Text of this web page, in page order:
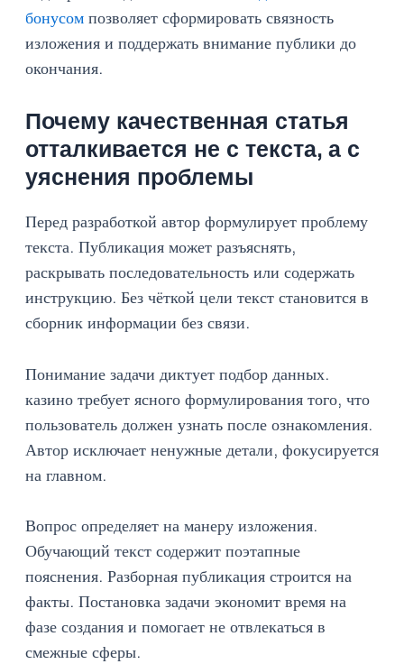
бонусомпозволяет сформировать связность
изложения и поддержать внимание публики до
окончания.
Почему качественная статья
отталкивается не с текста, а с
уяснения проблемы
Перед разработкой автор формулирует проблему
текста. Публикация может разъяснять,
раскрывать последовательность или содержать
инструкцию. Без чёткой цели текст становится в
сборник информации без связи.
Понимание задачи диктует подбор данных.
казино требует ясного формулирования того, что
пользователь должен узнать после ознакомления.
Автор исключает ненужные детали, фокусируется
на главном.
Вопрос определяет на манеру изложения.
Обучающий текст содержит поэтапные
пояснения. Разборная публикация строится на
факты. Постановка задачи экономит время на
фазе создания и помогает не отвлекаться в
смежные сферы.